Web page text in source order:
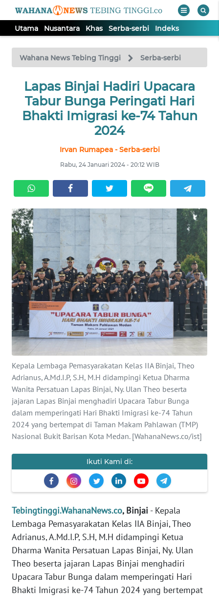
Utama Nusantara Khas Serba-serbi Indeks
Wahana News Tebing Tinggi Serba-serbi
Lapas Binjai Hadiri Upacara
Tabur Bunga Peringati Hari
Bhakti Imigrasi ke-74 Tahun
2024
Irvan Rumapea - Serba-serbi
Rabu, 24 Januari 2024 - 20:12 WIB
Kepala Lembaga Pemasyarakatan Kelas IIA Binjai, Theo
Adrianus, A.Md.I.P, S.H, M.H didampingi Ketua Dharma
Wanita Persatuan Lapas Binjai, Ny. Ulan Theo beserta
jajaran Lapas Binjai menghadiri Upacara Tabur Bunga
dalam memperingati Hari Bhakti Imigrasi ke-74 Tahun
2024 yang bertempat di Taman Makam Pahlawan (TMP)
Nasional Bukit Barisan Kota Medan. [WahanaNews.co/ist]
Ikuti Kami di:
Tebingtinggi.WahanaNews.co, Binjai - Kepala
Lembaga Pemasyarakatan Kelas IIA Binjai, Theo
Adrianus, A.Md.I.P, S.H, M.H didampingi Ketua
Dharma Wanita Persatuan Lapas Binjai, Ny. Ulan
Theo beserta jajaran Lapas Binjai menghadiri
Upacara Tabur Bunga dalam memperingati Hari
Bhakti Imigrasi ke-74 Tahun 2024 yang bertempat
TV
Tutup
UTAMA
NUSANTARA
SERBI
INDEKS
BERITA
KONTAK
KAMI
INFO
IKLAN
TENTANG
KAMI
PEDOMAN
MEDIA
SIBER
REDAKSI
DISCLAIMER
Wahana
News
Regional
WN
SUMUT
WN
JAKARTA